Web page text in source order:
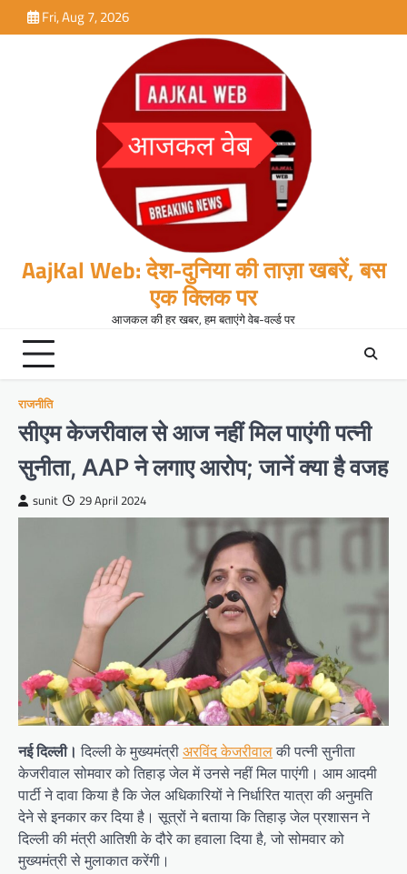
to
Fri, Aug 7, 2026
AajKal Web: देश-दुनिया की ताज़ा खबरें, बस
एक क्लिक पर
आजकल की हर खबर, हम बताएंगे वेब-वर्ल्ड पर
राजनीति
सीएम केजरीवाल से आज नहीं मिल पाएंगी पत्नी
सुनीता, AAP ने लगाए आरोप; जानें क्या है वजह
sunit 29 April 2024
नई दिल्ली। दिल्ली के मुख्यमंत्रीअरविंद केजरीवालकी पत्नी सुनीता
केजरीवाल सोमवार को तिहाड़ जेल में उनसे नहीं मिल पाएंगी। आम आदमी
पार्टी ने दावा किया है कि जेल अधिकारियों ने निर्धारित यात्रा की अनुमति
देने से इनकार कर दिया है। सूत्रों ने बताया कि तिहाड़ जेल प्रशासन ने
दिल्ली की मंत्री आतिशी के दौरे का हवाला दिया है, जो सोमवार को
मुख्यमंत्री से मुलाकात करेंगी।